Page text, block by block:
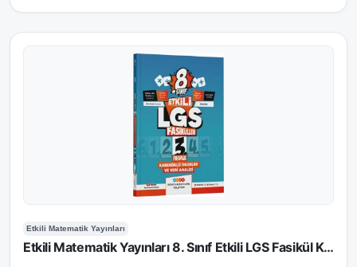
Etkili Matematik Yayınları
Etkili Matematik Yayınları 8. Sınıf Etkili LGS Fasikül Köklü İfadeler 3